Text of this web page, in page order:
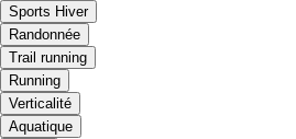
Sports Hiver
Randonnée
Trail running
Running
Verticalité
Aquatique